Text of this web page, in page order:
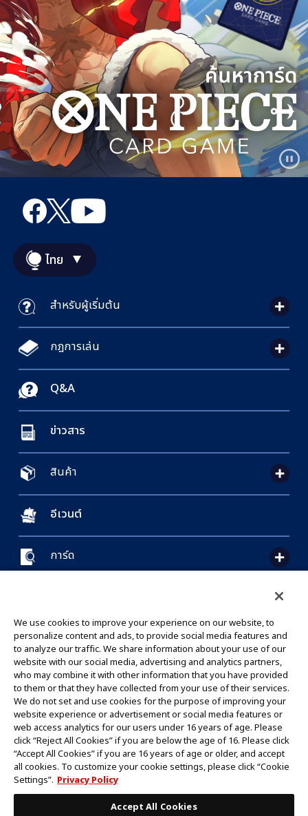
ไทย
สำหรับผู้เริ่มต้น
กฎการเล่น
Q&A
ข่าวสาร
สินค้า
อีเวนต์
การ์ด
GLOBAL ENTRANCE
©Eiichiro Oda/Shueisha
©Eiichiro Oda/Shueisha, Toei Animation
ห้ามคัดลอกรูปภาพ,ข้อความและข้อมูลทั้งหมดในเว็บไซต์นี้โดยไม่ได้รับอนุญาต
โปรดทราบว่ารูปภาพในเว็บไซต์นี้อาจแตกต่างจากสินค้าจริงที่อยู่ระหว่างการพัฒนา
*Apple และโลโก้ Apple เป็นเครื่องหมายการค้าของบริษัท Apple Inc.
*Google Play และโลโก้ Google Play เป็นเครื่องหมายการค้าหรือจดทะเบียน
เครื่องหมายการค้าของบริษัท Google LLC.
We use cookies to improve your experience on our website, to
personalize content and ads, to provide social media features and
to analyze our traffic. We share information about your use of our
website with our social media, advertising and analytics partners,
who may combine it with other information that you have provided
to them or that they have collected from your use of their services.
We do not set and use cookies for the purpose of improving your
website experience or advertisement or social media features or
web access analytics for our users under 16 years of age. Please
click “Reject All Cookies” if you are below the age of 16. Please click
“Accept All Cookies” if you are 16 years of age or older, and accept
all cookies. To customize your cookie settings, please click “Cookie
Settings”. Privacy Policy
Accept All Cookies